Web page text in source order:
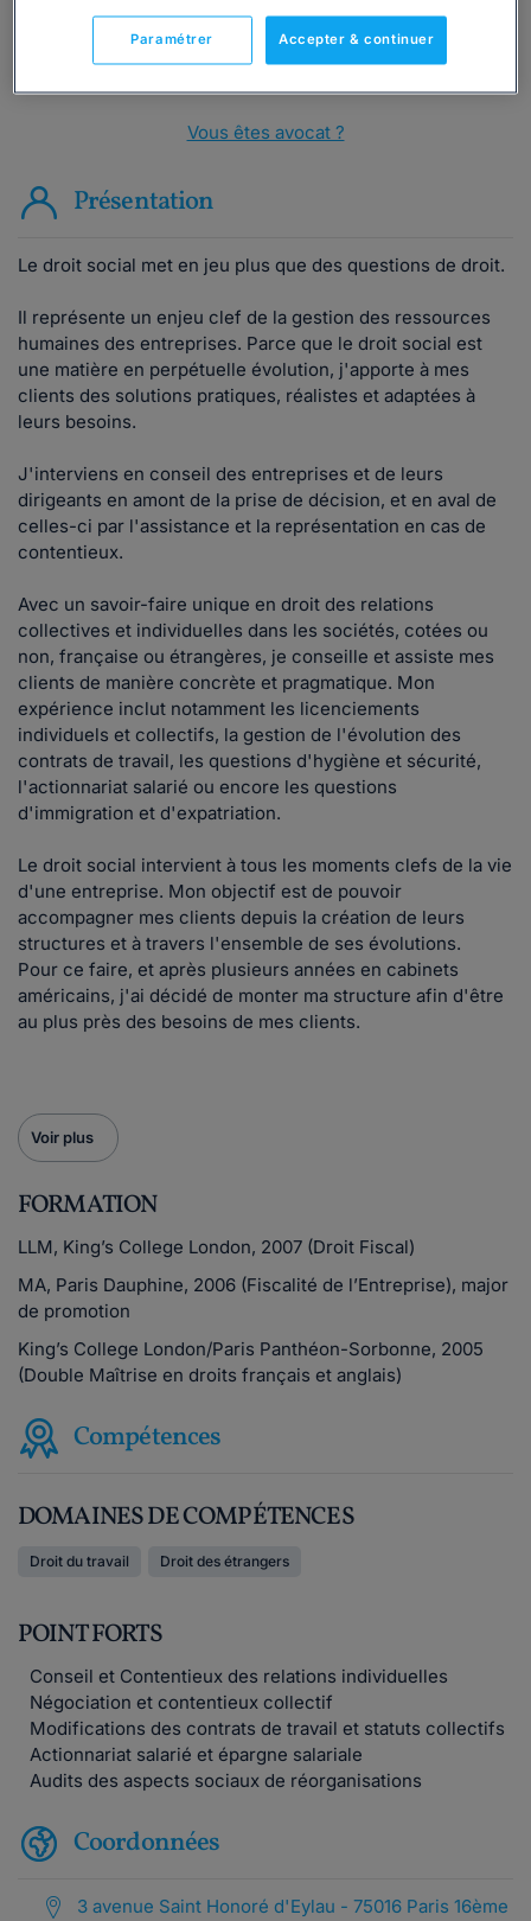
ou appelez le01 75 75 42 33(8h à 21h du lundi au
vendredi)
Vous êtes avocat ?
Présentation
Le droit social met en jeu plus que des questions de droit.
Il représente un enjeu clef de la gestion des ressources
humaines des entreprises. Parce que le droit social est
une matière en perpétuelle évolution, j'apporte à mes
clients des solutions pratiques, réalistes et adaptées à
leurs besoins.
J'interviens en conseil des entreprises et de leurs
dirigeants en amont de la prise de décision, et en aval de
celles-ci par l'assistance et la représentation en cas de
contentieux.
Avec un savoir-faire unique en droit des relations
collectives et individuelles dans les sociétés, cotées ou
non, française ou étrangères, je conseille et assiste mes
clients de manière concrète et pragmatique. Mon
expérience inclut notamment les licenciements
individuels et collectifs, la gestion de l'évolution des
contrats de travail, les questions d'hygiène et sécurité,
l'actionnariat salarié ou encore les questions
d'immigration et d'expatriation.
Le droit social intervient à tous les moments clefs de la vie
d'une entreprise. Mon objectif est de pouvoir
accompagner mes clients depuis la création de leurs
structures et à travers l'ensemble de ses évolutions.
Pour ce faire, et après plusieurs années en cabinets
américains, j'ai décidé de monter ma structure afin d'être
au plus près des besoins de mes clients.
Voir plus
FORMATION
LLM, King’s College London, 2007 (Droit Fiscal)
MA, Paris Dauphine, 2006 (Fiscalité de l’Entreprise), major
de promotion
King’s College London/Paris Panthéon-Sorbonne, 2005
(Double Maîtrise en droits français et anglais)
Compétences
DOMAINES DE COMPÉTENCES
Droit du travail Droit des étrangers
POINT FORTS
Conseil et Contentieux des relations individuelles
Négociation et contentieux collectif
Modifications des contrats de travail et statuts collectifs
Actionnariat salarié et épargne salariale
Audits des aspects sociaux de réorganisations
Coordonnées
3 avenue Saint Honoré d'Eylau - 75016 Paris 16ème
Accepter & continuer
Paramétrer